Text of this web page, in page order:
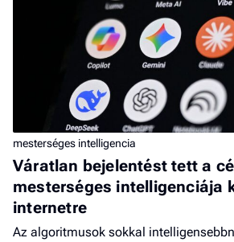
mesterséges intelligencia
Váratlan bejelentést tett a
mesterséges intelligenciája
internetre
Az algoritmusok sokkal